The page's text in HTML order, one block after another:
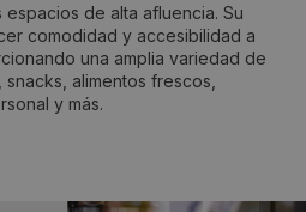
de alta afluencia. Su
comodidad y accesibilidad a
una amplia variedad de
alimentos frescos,
y más.